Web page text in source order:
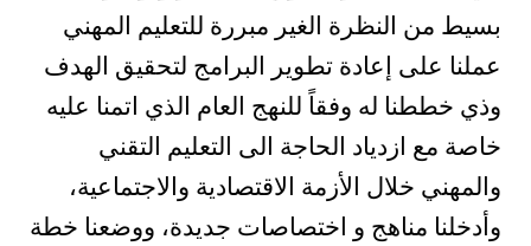
بسيط من النظرة الغير مبررة للتعليم المهني
عملنا على إعادة تطوير البرامج لتحقيق الهدف
وذي خططنا له وفقاً للنهج العام الذي اتمنا عليه
خاصة مع ازدياد الحاجة الى التعليم التقني
والمهني خلال الأزمة الاقتصادية والاجتماعية،
وأدخلنا مناهج و اختصاصات جديدة، ووضعنا خطة